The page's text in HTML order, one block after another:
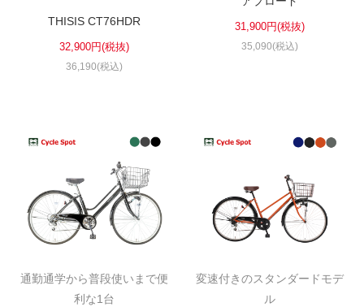
THISIS CT76HDR
32,900円(税抜)
36,190(税込)
31,900円(税抜)
35,090(税込)
通勤通学から普段使いまで便
利な1台
変速付きのスタンダードモデ
ル